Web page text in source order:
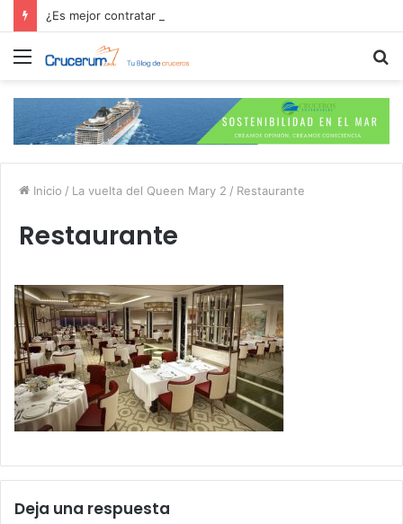
Menú
Inicio / La vuelta del Queen Mary 2 / Restaurante
Restaurante
Deja una respuesta